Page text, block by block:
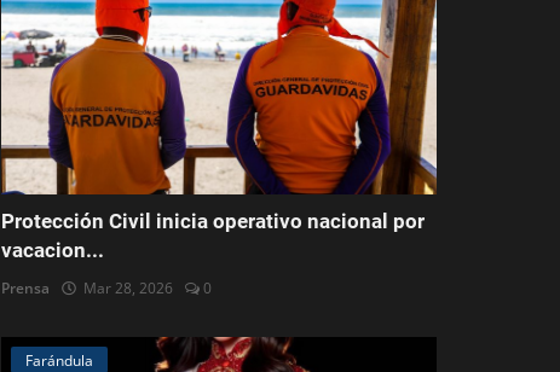
Protección Civil inicia operativo nacional por
vacacion...
Prensa Mar 28, 2026 0
Farándula